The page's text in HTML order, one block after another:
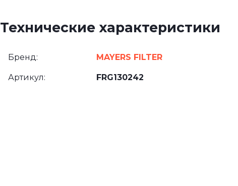
Технические характеристики
Бренд: MAYERS FILTER
Артикул: FRG130242